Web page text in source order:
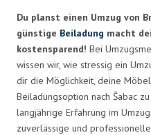
Du planst einen Umzug von
günstige Beiladung macht
kostensparend! Bei
wissen wir, wie stressig ein
dir die Möglichkeit, deine
Beiladungsoption nach Šabac
langjährige Erfahrung im
zuverlässige und